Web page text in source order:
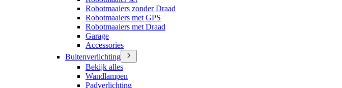
Robotmaaiers zonder Draad
Robotmaaiers met GPS
Robotmaaiers met Draad
Garage
Accessories
Buitenverlichting
Bekijk alles
Wandlampen
Padverlichting